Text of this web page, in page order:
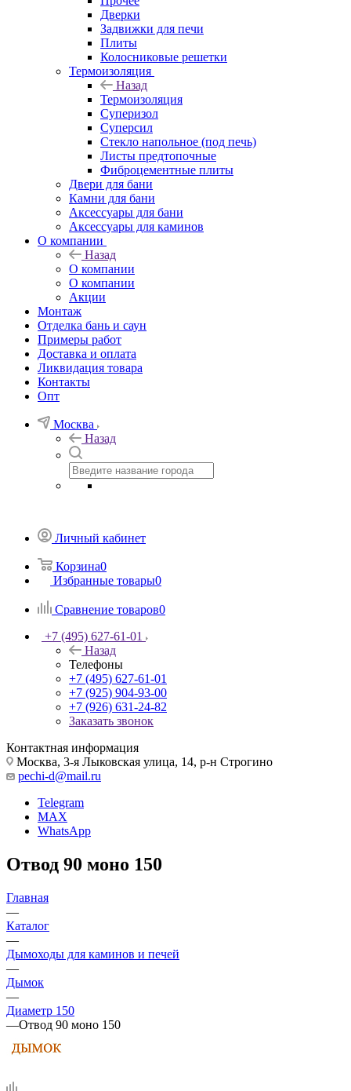
Дверки
Задвижки для печи
Плиты
Колосниковые решетки
Термоизоляция
Назад
Термоизоляция
Суперизол
Суперсил
Стекло напольное (под печь)
Листы предтопочные
Фиброцементные плиты
Двери для бани
Камни для бани
Аксессуары для бани
Аксессуары для каминов
О компании
Назад
О компании
О компании
Акции
Монтаж
Отделка бань и саун
Примеры работ
Доставка и оплата
Ликвидация товара
Контакты
Опт
Москва
Назад
Личный кабинет
Корзина0
Избранные товары0
Сравнение товаров0
+7 (495) 627-61-01
Назад
Телефоны
+7 (495) 627-61-01
+7 (925) 904-93-00
+7 (926) 631-24-82
Заказать звонок
Контактная информация
Москва, 3-я Лыковская улица, 14, р-н Строгино
pechi-d@mail.ru
Telegram
MAX
WhatsApp
Отвод 90 моно 150
Главная
—
Каталог
—
Дымоходы для каминов и печей
—
Дымок
—
Диаметр 150
—Отвод 90 моно 150